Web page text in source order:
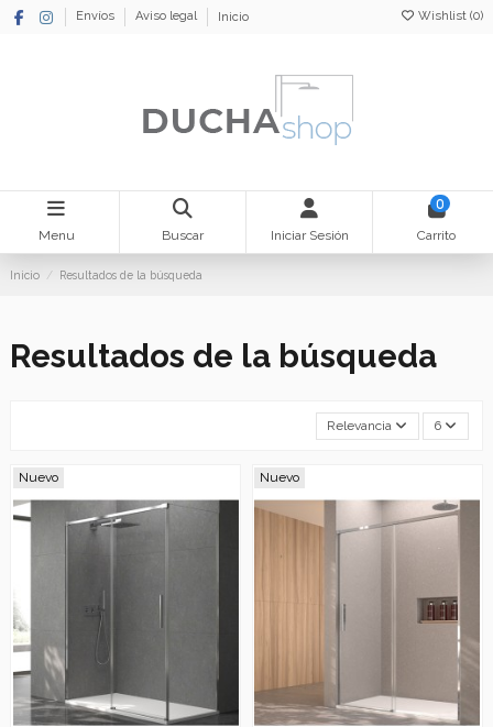
Envíos Aviso legal Inicio Wishlist (0)
Menu Buscar Iniciar Sesión
0
Carrito
Inicio Resultados de la búsqueda
Resultados de la búsqueda
Relevancia 6
Nuevo Nuevo